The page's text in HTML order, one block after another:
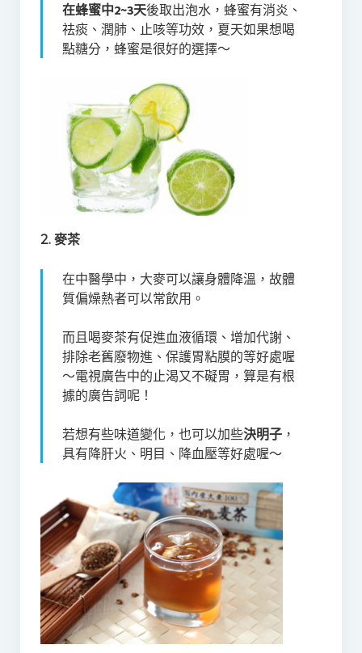
在蜂蜜中2~3天後取出泡水，蜂蜜有消炎、
祛痰、潤肺、止咳等功效，夏天如果想喝
點糖分，蜂蜜是很好的選擇～
2. 麥茶
在中醫學中，大麥可以讓身體降溫，故體
質偏燥熱者可以常飲用。
而且喝麥茶有促進血液循環、增加代謝、
排除老舊廢物進、保護胃粘膜的等好處喔
～電視廣告中的止渴又不礙胃，算是有根
據的廣告詞呢！
若想有些味道變化，也可以加些決明子，
具有降肝火、明目、降血壓等好處喔～